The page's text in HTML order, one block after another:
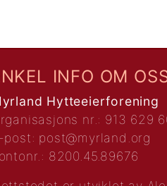
INFO OM
Hytteeierforening
nr.: 913 629
post: post@myrland.org
8200.45.89676